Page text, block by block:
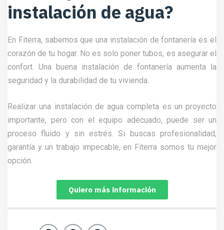
instalación de agua?
En Fiterra, sabemos que una instalación de fontanería es el
corazón de tu hogar. No es solo poner tubos, es asegurar el
confort. Una buena instalación de fontanería aumenta la
seguridad y la durabilidad de tu vivienda.
Realizar una instalación de agua completa es un proyecto
importante, pero con el equipo adecuado, puede ser un
proceso fluido y sin estrés. Si buscas profesionalidad,
garantía y un trabajo impecable, en Fiterra somos tu mejor
opción.
Quiero más información